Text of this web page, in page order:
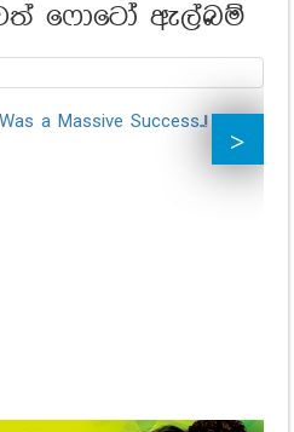
ෆොටෝ ඇල්බම්
a Massive Success..!!